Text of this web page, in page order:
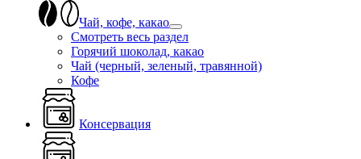
Чай, кофе, какао
Смотреть весь раздел
Горячий шоколад, какао
Чай (черный, зеленый, травянной)
Кофе
Консервация